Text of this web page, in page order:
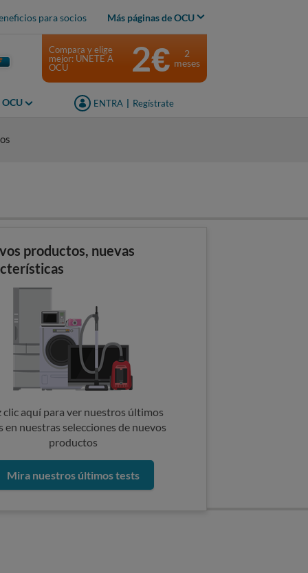
para socios Más páginas de OCU
ENTRA Regístrate
Compara y elige
mejor: ÚNETE A
OCU
2€
2
meses
productos, nuevas
clic aquí para ver nuestros últimos
en nuestras selecciones de nuevos
productos
Mira nuestros últimos tests